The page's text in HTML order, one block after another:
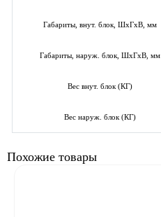
Габариты, внут. блок, ШхГхВ, мм
Габариты, наруж. блок, ШхГхВ, мм
Вес внут. блок (КГ)
Вес наруж. блок (КГ)
Похожие товары